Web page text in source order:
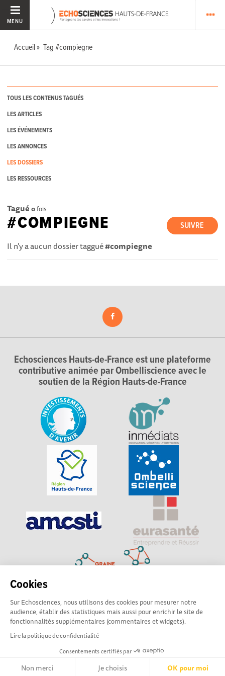
Cookies
Sur Echosciences, nous utilisons des cookies pour mesurer notre
audience, établir des statistiques mais aussi pour enrichir le site de
fonctionnalités supplémentaires (commentaires et widgets).
Lire la politique de confidentialité
Consentements certifiés par
Non merci Je choisis OK pour moi
MENU
Accueil Tag #compiegne
TOUS LES CONTENUS TAGUÉS
LES ARTICLES
LES ÉVÉNEMENTS
LES ANNONCES
LES DOSSIERS
LES RESSOURCES
Tagué 0fois
SUIVRE
#COMPIEGNE
Il n'y a aucun dossier taggué#compiegne
Echosciences Hauts-de-France est une plateforme
contributive animée par Ombelliscience avec le
soutien de la Région Hauts-de-France
Explorer, s’exprimer, rentrer en contact : Echosciences
Hauts-de-France est le réseau social des amateurs de
sciences et de technologies du territoire
Mentions légales|Politique de confidentialité
Ligne éditoriale